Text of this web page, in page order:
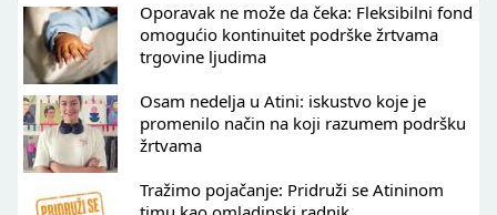
Oporavak ne može da čeka: Fleksibilni fond
omogućio kontinuitet podrške žrtvama
trgovine ljudima
Osam nedelja u Atini: iskustvo koje je
promenilo način na koji razumem podršku
žrtvama
Tražimo pojačanje: Pridruži se Atininom